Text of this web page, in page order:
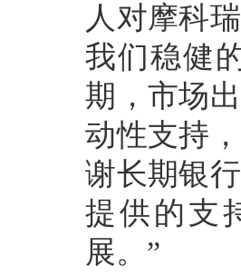
人对摩科
我们稳健
期，市场
动性支持
谢长期银
提供的支
展。”